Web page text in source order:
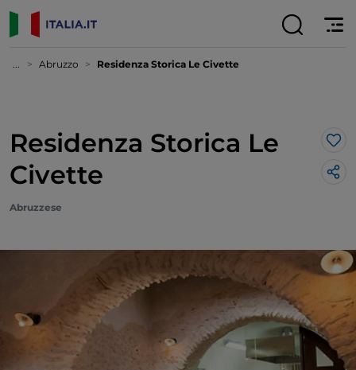
... Abruzzo Residenza Storica Le Civette
Residenza Storica Le
Civette
Abruzzese